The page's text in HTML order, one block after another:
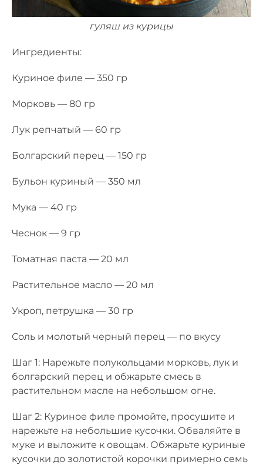
гуляш из курицы
Ингредиенты:
Куриное филе — 350 гр
Морковь — 80 гр
Лук репчатый — 60 гр
Болгарский перец — 150 гр
Бульон куриный — 350 мл
Мука — 40 гр
Чеснок — 9 гр
Томатная паста — 20 мл
Растительное масло — 20 мл
Укроп, петрушка — 30 гр
Соль и молотый черный перец — по вкусу
Шаг 1: Нарежьте полукольцами морковь, лук и
болгарский перец и обжарьте смесь в
растительном масле на небольшом огне.
Шаг 2: Куриное филе промойте, просушите и
нарежьте на небольшие кусочки. Обваляйте в
муке и выложите к овощам. Обжарьте куриные
кусочки до золотистой корочки примерно семь